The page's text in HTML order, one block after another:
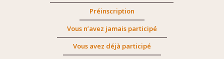
Préinscription
Vous n’avez jamais participé
Vous avez déjà participé